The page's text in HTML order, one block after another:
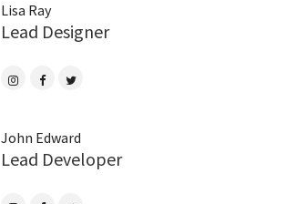
Lisa Ray
Lead Designer
John Edward
Lead Developer